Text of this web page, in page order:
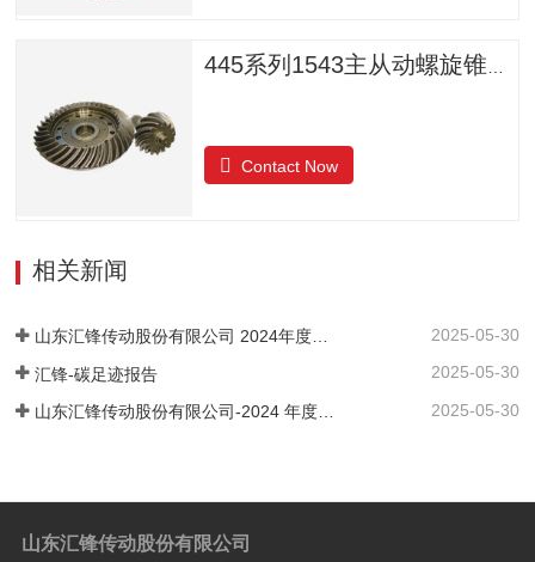
Contact Now
相关新闻
山东汇锋传动股份有限公司 2024年度社会责任报告 2025-05-30
汇锋-碳足迹报告 2025-05-30
2025-05-30
山东汇锋传动股份有限公司